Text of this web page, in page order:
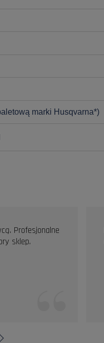
marki Husqvarna*)
Profesjonalne
sklep.